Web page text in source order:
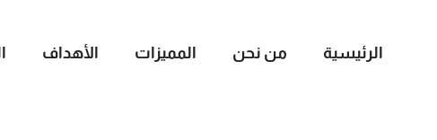
الرئيسية من نحن المميزات الأهداف